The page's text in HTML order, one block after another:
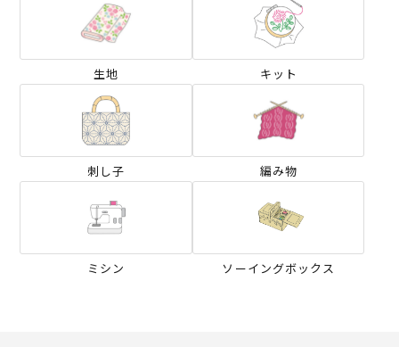
生地 キット
刺し子 編み物
ミシン ソーイングボックス